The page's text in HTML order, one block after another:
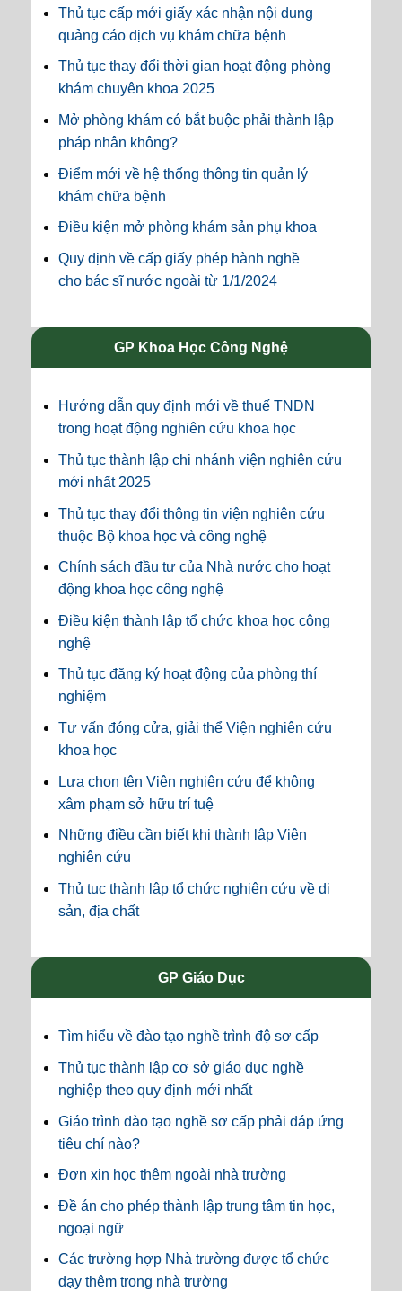
Thủ tục cấp mới giấy xác nhận nội dung
quảng cáo dịch vụ khám chữa bệnh
Thủ tục thay đổi thời gian hoạt động phòng
khám chuyên khoa 2025
Mở phòng khám có bắt buộc phải thành lập
pháp nhân không?
Điểm mới về hệ thống thông tin quản lý
khám chữa bệnh
Điều kiện mở phòng khám sản phụ khoa
Quy định về cấp giấy phép hành nghề
cho bác sĩ nước ngoài từ 1/1/2024
GP Khoa Học Công Nghệ
Hướng dẫn quy định mới về thuế TNDN
trong hoạt động nghiên cứu khoa học
Thủ tục thành lập chi nhánh viện nghiên cứu
mới nhất 2025
Thủ tục thay đổi thông tin viện nghiên cứu
thuộc Bộ khoa học và công nghệ
Chính sách đầu tư của Nhà nước cho hoạt
động khoa học công nghệ
Điều kiện thành lập tổ chức khoa học công
nghệ
Thủ tục đăng ký hoạt động của phòng thí
nghiệm
Tư vấn đóng cửa, giải thể Viện nghiên cứu
khoa học
Lựa chọn tên Viện nghiên cứu để không
xâm phạm sở hữu trí tuệ
Những điều cần biết khi thành lập Viện
nghiên cứu
Thủ tục thành lập tổ chức nghiên cứu về di
sản, địa chất
GP Giáo Dục
Tìm hiểu về đào tạo nghề trình độ sơ cấp
Thủ tục thành lập cơ sở giáo dục nghề
nghiệp theo quy định mới nhất
Giáo trình đào tạo nghề sơ cấp phải đáp ứng
tiêu chí nào?
Đơn xin học thêm ngoài nhà trường
Đề án cho phép thành lập trung tâm tin học,
ngoại ngữ
Các trường hợp Nhà trường được tổ chức
dạy thêm trong nhà trường